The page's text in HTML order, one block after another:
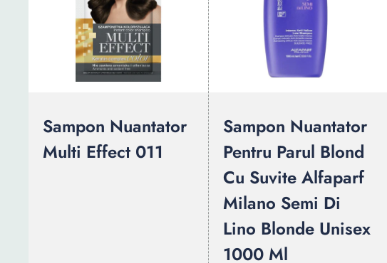
Sampon Nuantator
Multi Effect 011
Sampon Nuantator
Pentru Parul Blond
Cu Suvite Alfaparf
Milano Semi Di
Lino Blonde Unisex
1000 Ml